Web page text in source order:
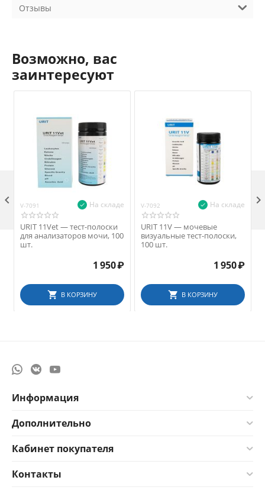
Отзывы
Возможно, вас
заинтересуют
V-7091 На складе
URIT 11Vet — тест-полоски
для анализаторов мочи, 100
шт.
1 950₽
В КОРЗИНУ
V-7092 На складе
URIT 11V — мочевые
визуальные тест-полоски,
100 шт.
1 950₽
В КОРЗИНУ
 
Информация
Дополнительно
Кабинет покупателя
Контакты